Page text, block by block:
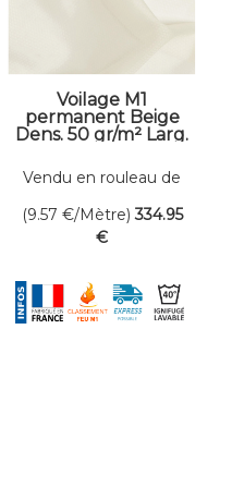
Voilage M1
permanent Beige
Dens. 50 gr/m² Larg.
Vendu en rouleau de
(9.57 €/Mètre) 334.95
€